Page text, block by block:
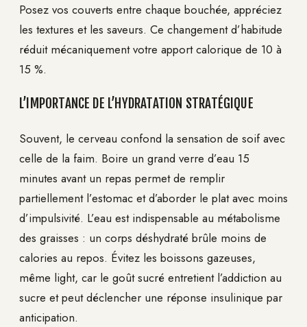
Posez vos couverts entre chaque bouchée, appréciez
les textures et les saveurs. Ce changement d’habitude
réduit mécaniquement votre apport calorique de 10 à
15 %.
L’IMPORTANCE DE L’HYDRATATION STRATÉGIQUE
Souvent, le cerveau confond la sensation de soif avec
celle de la faim. Boire un grand verre d’eau 15
minutes avant un repas permet de remplir
partiellement l’estomac et d’aborder le plat avec moins
d’impulsivité. L’eau est indispensable au métabolisme
des graisses : un corps déshydraté brûle moins de
calories au repos. Évitez les boissons gazeuses,
même light, car le goût sucré entretient l’addiction au
sucre et peut déclencher une réponse insulinique par
anticipation.